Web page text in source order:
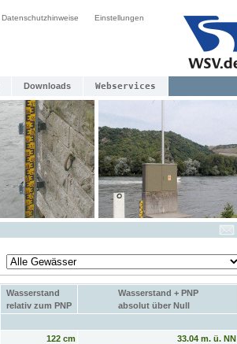
Datenschutzhinweise Einstellungen
Downloads Webservices
Wasserstand
relativ zum PNP
Wasserstand + PNP
absolut über Null
122 cm
33.04 m. ü. NN